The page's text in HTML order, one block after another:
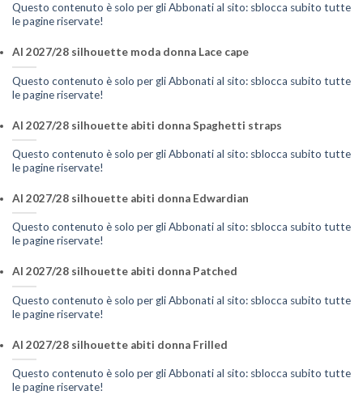
Questo contenuto è solo per gli Abbonati al sito: sblocca subito tutte
le pagine riservate!
AI 2027/28 silhouette moda donna Lace cape
Questo contenuto è solo per gli Abbonati al sito: sblocca subito tutte
le pagine riservate!
AI 2027/28 silhouette abiti donna Spaghetti straps
Questo contenuto è solo per gli Abbonati al sito: sblocca subito tutte
le pagine riservate!
AI 2027/28 silhouette abiti donna Edwardian
Questo contenuto è solo per gli Abbonati al sito: sblocca subito tutte
le pagine riservate!
AI 2027/28 silhouette abiti donna Patched
Questo contenuto è solo per gli Abbonati al sito: sblocca subito tutte
le pagine riservate!
AI 2027/28 silhouette abiti donna Frilled
Questo contenuto è solo per gli Abbonati al sito: sblocca subito tutte
le pagine riservate!